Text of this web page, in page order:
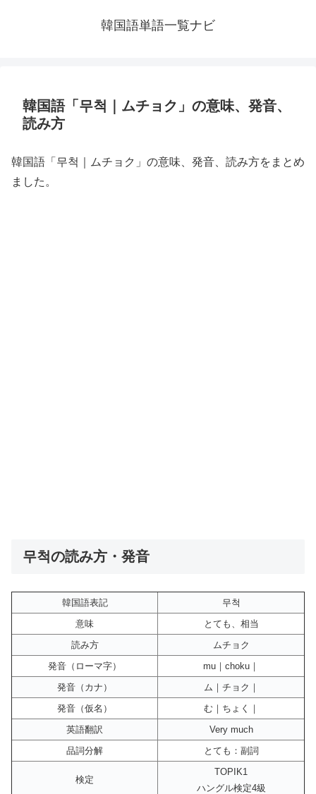
韓国語単語一覧ナビ
韓国語「무척｜ムチョク」の意味、発音、
読み方
韓国語「무척｜ムチョク」の意味、発音、読み方をまとめ
ました。
무척の読み方・発音
韓国語表記
무척
意味
とても、相当
読み方
ムチョク
発音（ローマ字）
mu｜choku｜
発音（カナ）
ム｜チョク｜
発音（仮名）
む｜ちょく｜
英語翻訳
Very much
品詞分解
とても：副詞
検定
TOPIK1
ハングル検定4級